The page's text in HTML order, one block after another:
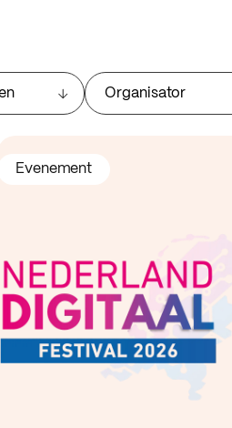
Organisator
Evenement